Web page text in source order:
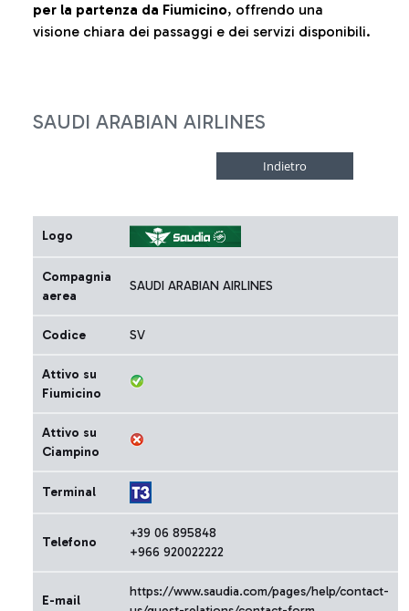
per la partenza da Fiumicino, offrendo una
visione chiara dei passaggi e dei servizi disponibili.
SAUDI ARABIAN AIRLINES
Logo
Compagnia
aerea
SAUDI ARABIAN AIRLINES
Codice SV
Attivo su
Fiumicino
Attivo su
Ciampino
Terminal
Telefono
+39 06 895848
+966 920022222
E-mail
https://www.saudia.com/pages/help/contact-